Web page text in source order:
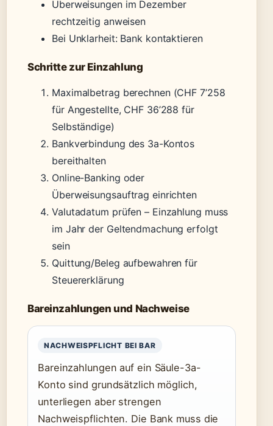
Überweisungen im Dezember
rechtzeitig anweisen
Bei Unklarheit: Bank kontaktieren
Schritte zur Einzahlung
Maximalbetrag berechnen (CHF 7’258
für Angestellte, CHF 36’288 für
Selbständige)
Bankverbindung des 3a-Kontos
bereithalten
Online-Banking oder
Überweisungsauftrag einrichten
Valutadatum prüfen – Einzahlung muss
im Jahr der Geltendmachung erfolgt
sein
Quittung/Beleg aufbewahren für
Steuererklärung
Bareinzahlungen und Nachweise
NACHWEISPFLICHT BEI BAR
Bareinzahlungen auf ein Säule-3a-
Konto sind grundsätzlich möglich,
unterliegen aber strengen
Nachweispflichten. Die Bank muss die